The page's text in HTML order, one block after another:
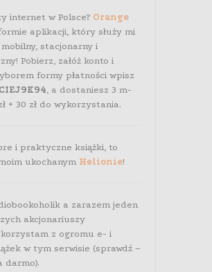
internet w Polsce? Orange
aplikacji, który służy mi
stacjonarny i
Pobierz, załóż konto i
formy płatności wpisz
, a dostaniesz 3 m-
+ 30 zł do wykorzystania.
i praktyczne książki, to
ukochanym Helionie!
a zarazem jeden
akcjonariuszy
korzystam z ogromu e- i
w tym serwisie (sprawdź –
darmo).